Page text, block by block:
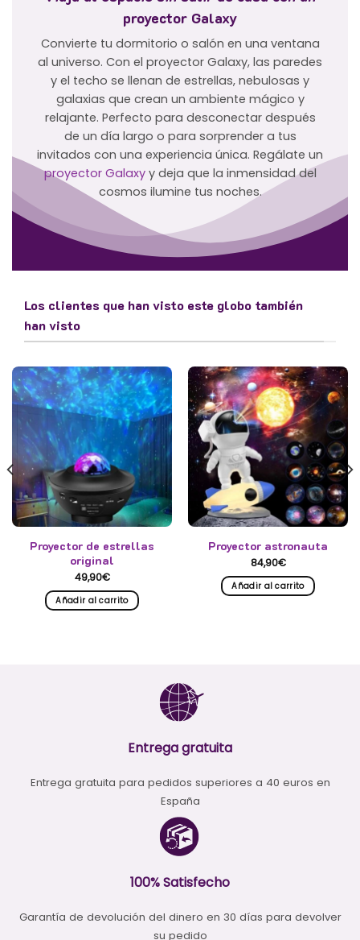
proyector Galaxy
Convierte tu dormitorio o salón en una ventana
al universo. Con el proyector Galaxy, las paredes
y el techo se llenan de estrellas, nebulosas y
galaxias que crean un ambiente mágico y
relajante. Perfecto para desconectar después
de un día largo o para sorprender a tus
invitados con una experiencia única. Regálate un
proyector Galaxyy deja que la inmensidad del
cosmos ilumine tus noches.
Los clientes que han visto este globo también
han visto
Proyector de estrellas
original
49,90€
Añadir al carrito
Proyector astronauta
84,90€
Añadir al carrito
Entrega gratuita
Entrega gratuita para pedidos superiores a 40 euros en
España
100% Satisfecho
Garantía de devolución del dinero en 30 días para devolver
su pedido